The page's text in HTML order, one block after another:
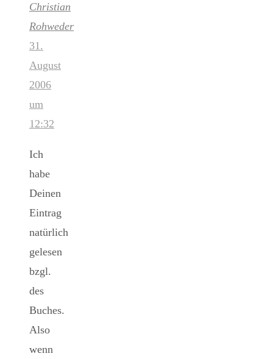
Christian
Rohweder
31.
August
2006
um
12:32
Ich
habe
Deinen
Eintrag
natürlich
gelesen
bzgl.
des
Buches.
Also
wenn